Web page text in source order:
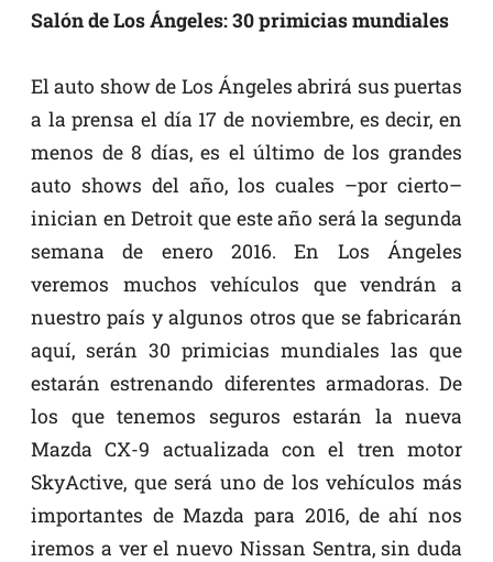
Salón de Los Ángeles: 30 primicias mundiales
El auto show de Los Ángeles abrirá sus puertas
a la prensa el día 17 de noviembre, es decir, en
menos de 8 días, es el último de los grandes
auto shows del año, los cuales –por cierto–
inician en Detroit que este año será la segunda
semana de enero 2016. En Los Ángeles
veremos muchos vehículos que vendrán a
nuestro país y algunos otros que se fabricarán
aquí, serán 30 primicias mundiales las que
estarán estrenando diferentes armadoras. De
los que tenemos seguros estarán la nueva
Mazda CX-9 actualizada con el tren motor
SkyActive, que será uno de los vehículos más
importantes de Mazda para 2016, de ahí nos
iremos a ver el nuevo Nissan Sentra, sin duda